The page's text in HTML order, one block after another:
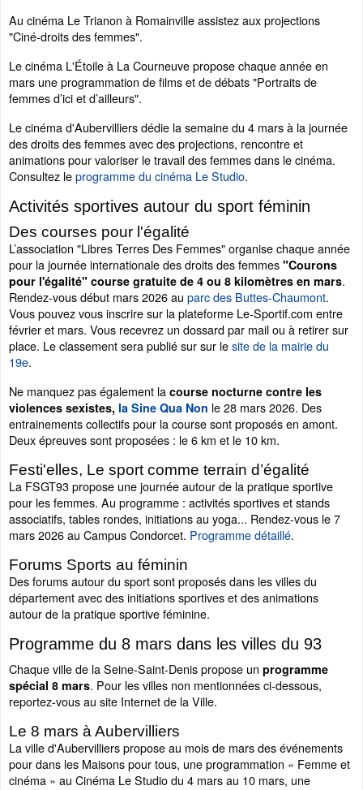
Au cinéma Le Trianon à Romainville assistez aux projections
"Ciné-droits des femmes".
Le cinéma L'Étoile à La Courneuve propose chaque année en
mars une programmation de films et de débats "Portraits de
femmes d’ici et d’ailleurs".
Le cinéma d'Aubervilliers dédie la semaine du 4 mars à la journée
des droits des femmes avec des projections, rencontre et
animations pour valoriser le travail des femmes dans le cinéma.
Consultez leprogramme du cinéma Le Studio.
Activités sportives autour du sport féminin
Des courses pour l'égalité
L’association "Libres Terres Des Femmes" organise chaque année
pour la journée internationale des droits des femmes "Courons
pour l'égalité" course gratuite de 4 ou 8 kilomètres en mars.
Rendez-vous début mars 2026 au parc des Buttes-Chaumont.
Vous pouvez vous inscrire sur la plateforme Le-Sportif.com entre
février et mars. Vous recevrez un dossard par mail ou à retirer sur
place. Le classement sera publié sur sur lesite de la mairie du
19e.
Ne manquez pas également la course nocturne contre les
violences sexistes, la Sine Qua Non le 28 mars 2026. Des
entrainements collectifs pour la course sont proposés en amont.
Deux épreuves sont proposées : le 6 km et le 10 km.
Festi'elles, Le sport comme terrain d’égalité
La FSGT93 propose une journée autour de la pratique sportive
pour les femmes. Au programme : activités sportives et stands
associatifs, tables rondes, initiations au yoga... Rendez-vous le 7
mars 2026 au Campus Condorcet. Programme détaillé.
Forums Sports au féminin
Des forums autour du sport sont proposés dans les villes du
département avec des initiations sportives et des animations
autour de la pratique sportive féminine.
Programme du 8 mars dans les villes du 93
Chaque ville de la Seine-Saint-Denis propose un programme
spécial 8 mars. Pour les villes non mentionnées ci-dessous,
reportez-vous au site Internet de la Ville.
Le 8 mars à Aubervilliers
La ville d'Aubervilliers propose au mois de mars des événements
pour dans les Maisons pour tous, une programmation « Femme et
cinéma » au Cinéma Le Studio du 4 mars au 10 mars, une